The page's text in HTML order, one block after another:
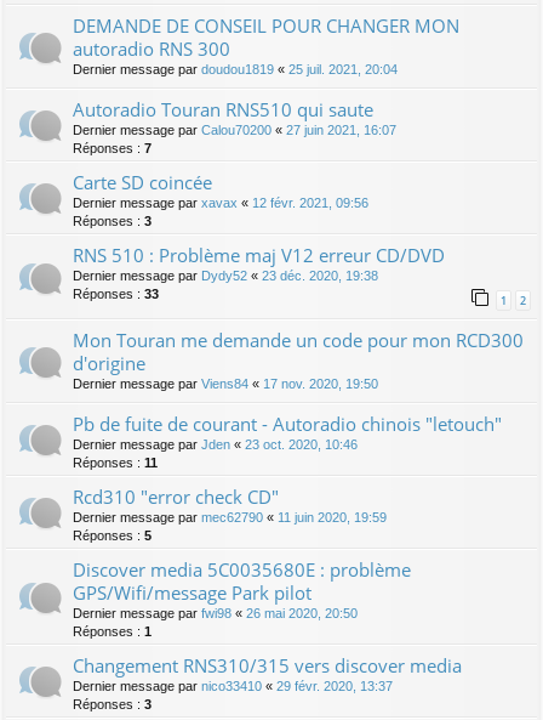
DEMANDE DE CONSEIL POUR CHANGER MON
autoradio RNS 300
Dernier message par doudou1819 « 25 juil. 2021, 20:04
Autoradio Touran RNS510 qui saute
Dernier message par Calou70200 « 27 juin 2021, 16:07
Réponses : 7
Carte SD coincée
Dernier message par xavax « 12 févr. 2021, 09:56
Réponses : 3
RNS 510 : Problème maj V12 erreur CD/DVD
Dernier message par Dydy52 « 23 déc. 2020, 19:38
Réponses : 33 1 2
Mon Touran me demande un code pour mon RCD300
d'origine
Dernier message par Viens84 « 17 nov. 2020, 19:50
Pb de fuite de courant - Autoradio chinois "letouch"
Dernier message par Jden « 23 oct. 2020, 10:46
Réponses : 11
Rcd310 "error check CD"
Dernier message par mec62790 « 11 juin 2020, 19:59
Réponses : 5
Discover media 5C0035680E : problème
GPS/Wifi/message Park pilot
Dernier message par fwi98 « 26 mai 2020, 20:50
Réponses : 1
Changement RNS310/315 vers discover media
Dernier message par nico33410 « 29 févr. 2020, 13:37
Réponses : 3